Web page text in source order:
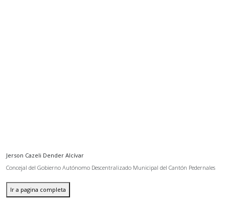
Jerson Cazeli Dender Alcívar
Concejal del Gobierno Autónomo Descentralizado Municipal del Cantón Pedernales
Ir a pagina completa